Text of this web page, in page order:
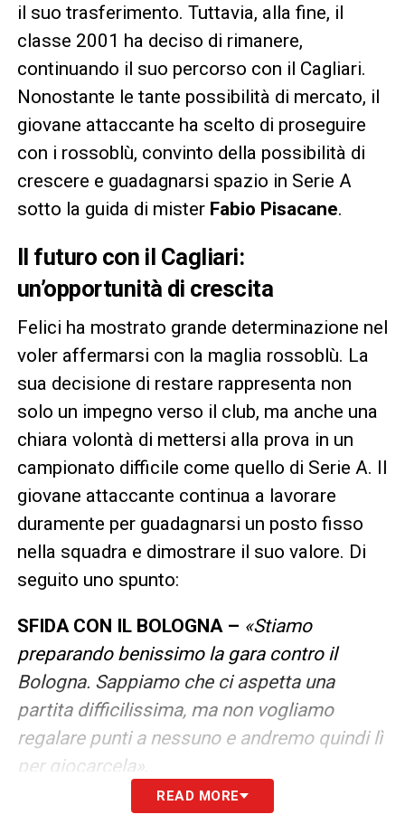
il suo trasferimento. Tuttavia, alla fine, il
classe 2001 ha deciso di rimanere,
continuando il suo percorso con il Cagliari.
Nonostante le tante possibilità di mercato, il
giovane attaccante ha scelto di proseguire
con i rossoblù, convinto della possibilità di
crescere e guadagnarsi spazio in Serie A
sotto la guida di mister Fabio Pisacane.
Il futuro con il Cagliari:
un’opportunità di crescita
Felici ha mostrato grande determinazione nel
voler affermarsi con la maglia rossoblù. La
sua decisione di restare rappresenta non
solo un impegno verso il club, ma anche una
chiara volontà di mettersi alla prova in un
campionato difficile come quello di Serie A. Il
giovane attaccante continua a lavorare
duramente per guadagnarsi un posto fisso
nella squadra e dimostrare il suo valore. Di
seguito uno spunto:
SFIDA CON IL BOLOGNA – «Stiamo
preparando benissimo la gara contro il
Bologna. Sappiamo che ci aspetta una
partita difficilissima, ma non vogliamo
regalare punti a nessuno e andremo quindi lì
per giocarcela».
LEGGI L’INTERVISTA COMPLETA A MATTIA
READ MORE